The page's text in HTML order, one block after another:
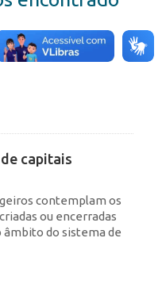
Portfólio
capitais
contemplam os
ou encerradas
âmbito do sistema de